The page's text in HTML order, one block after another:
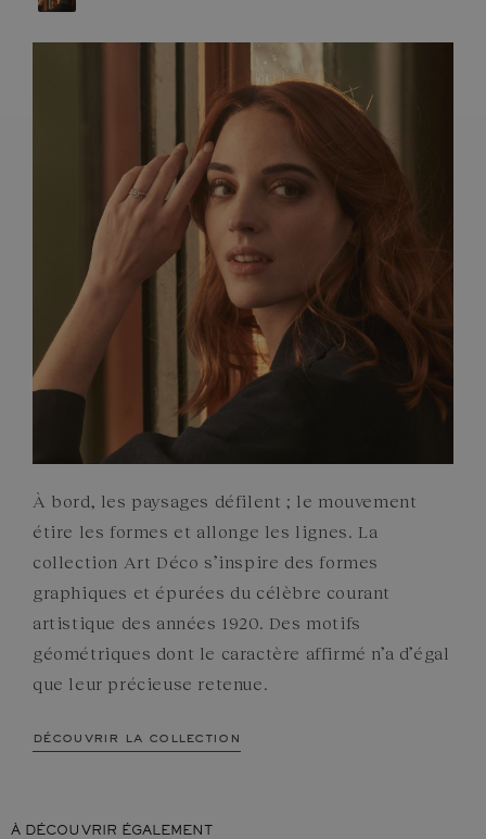
ARTISANAT FRANÇAIS
ENGAGEMENTS
À bord, les paysages défilent ; le mouvement
étire les formes et allonge les lignes. La
collection Art Déco s’inspire des formes
graphiques et épurées du célèbre courant
artistique des années 1920. Des motifs
géométriques dont le caractère affirmé n’a d’égal
que leur précieuse retenue.
découvrir la collection
À DÉCOUVRIR ÉGALEMENT